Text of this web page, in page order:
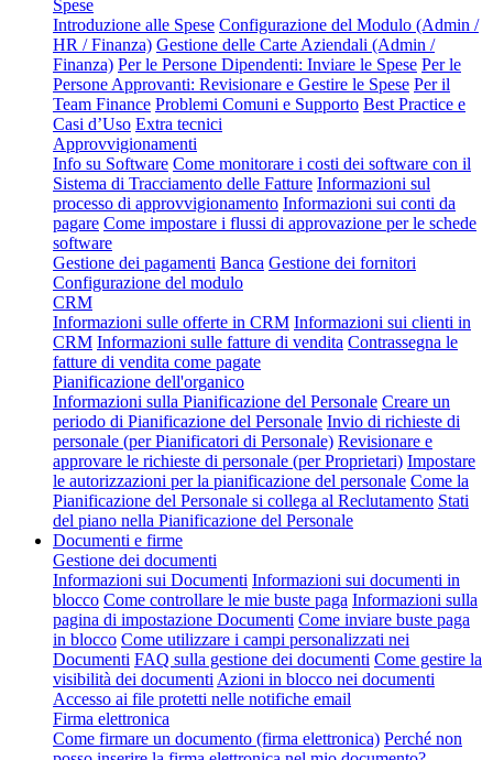
Spese
Introduzione alle Spese Configurazione del Modulo (Admin /
HR / Finanza) Gestione delle Carte Aziendali (Admin /
Finanza) Per le Persone Dipendenti: Inviare le Spese Per le
Persone Approvanti: Revisionare e Gestire le Spese Per il
Team Finance Problemi Comuni e Supporto Best Practice e
Casi d’Uso Extra tecnici
Approvvigionamenti
Info su Software Come monitorare i costi dei software con il
Sistema di Tracciamento delle Fatture Informazioni sul
processo di approvvigionamento Informazioni sui conti da
pagare Come impostare i flussi di approvazione per le schede
software
Gestione dei pagamenti Banca Gestione dei fornitori
Configurazione del modulo
CRM
Informazioni sulle offerte in CRM Informazioni sui clienti in
CRM Informazioni sulle fatture di vendita Contrassegna le
fatture di vendita come pagate
Pianificazione dell'organico
Informazioni sulla Pianificazione del Personale Creare un
periodo di Pianificazione del Personale Invio di richieste di
personale (per Pianificatori di Personale) Revisionare e
approvare le richieste di personale (per Proprietari) Impostare
le autorizzazioni per la pianificazione del personale Come la
Pianificazione del Personale si collega al Reclutamento Stati
del piano nella Pianificazione del Personale
Documenti e firme
Gestione dei documenti
Informazioni sui Documenti Informazioni sui documenti in
blocco Come controllare le mie buste paga Informazioni sulla
pagina di impostazione Documenti Come inviare buste paga
in blocco Come utilizzare i campi personalizzati nei
Documenti FAQ sulla gestione dei documenti Come gestire la
visibilità dei documenti Azioni in blocco nei documenti
Accesso ai file protetti nelle notifiche email
Firma elettronica
Come firmare un documento (firma elettronica) Perché non